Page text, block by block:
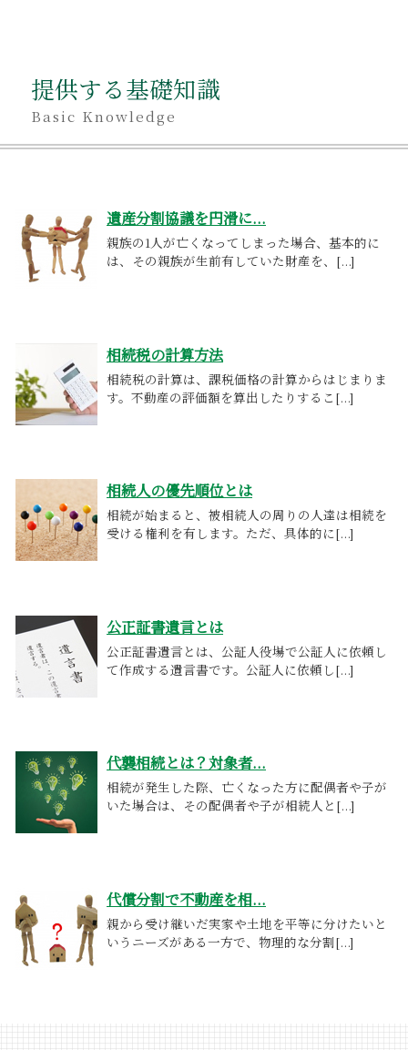
提供する基礎知識
Basic Knowledge
遺産分割協議を円滑に...
親族の1人が亡くなってしまった場合、基本的に
は、その親族が生前有していた財産を、[...]
相続税の計算方法
相続税の計算は、課税価格の計算からはじまりま
す。不動産の評価額を算出したりするこ[...]
相続人の優先順位とは
相続が始まると、被相続人の周りの人達は相続を
受ける権利を有します。ただ、具体的に[...]
公正証書遺言とは
公正証書遺言とは、公証人役場で公証人に依頼し
て作成する遺言書です。公証人に依頼し[...]
代襲相続とは？対象者...
相続が発生した際、亡くなった方に配偶者や子が
いた場合は、その配偶者や子が相続人と[...]
代償分割で不動産を相...
親から受け継いだ実家や土地を平等に分けたいと
いうニーズがある一方で、物理的な分割[...]